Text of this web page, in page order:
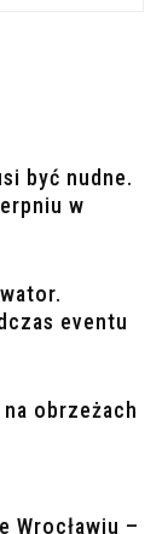
być nudne.
w
eventu
obrzeżach
Wrocławiu –